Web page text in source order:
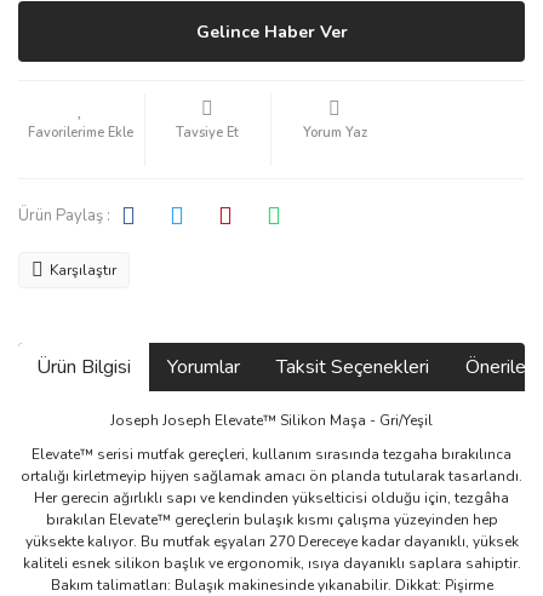
Gelince Haber Ver
Tavsiye Et Yorum Yaz
Ürün Paylaş :
Karşılaştır
Ürün Bilgisi Yorumlar Taksit Seçenekleri
Joseph Joseph Elevate™ Silikon Maşa - Gri/Yeşil
Elevate™ serisi mutfak gereçleri, kullanım sırasında tezgaha bırakılınca
ortalığı kirletmeyip hijyen sağlamak amacı ön planda tutularak tasarlandı.
Her gerecin ağırlıklı sapı ve kendinden yükselticisi olduğu için, tezgâha
bırakılan Elevate™ gereçlerin bulaşık kısmı çalışma yüzeyinden hep
yüksekte kalıyor. Bu mutfak eşyaları 270 Dereceye kadar dayanıklı, yüksek
kaliteli esnek silikon başlık ve ergonomik, ısıya dayanıklı saplara sahiptir.
Bakım talimatları: Bulaşık makinesinde yıkanabilir. Dikkat: Pişirme